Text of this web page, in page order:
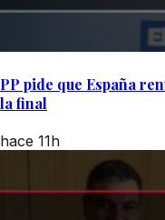
PP pide que España
la final
hace 11h